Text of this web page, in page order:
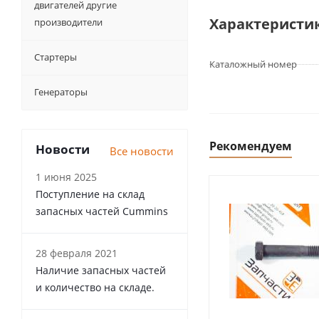
Каталожный номер
Рекомендуем
двигателей другие
производители
Стартеры
Генераторы
Новости Все новости
1 июня 2025
Поступление на склад
запасных частей Cummins
28 февраля 2021
Наличие запасных частей
и количество на складе.